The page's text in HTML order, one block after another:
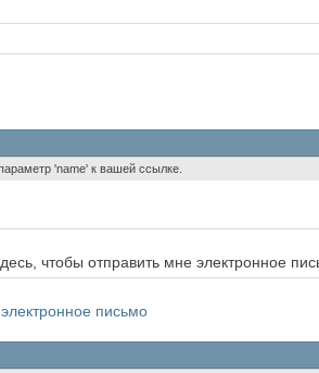
'name' к вашей ссылке.
чтобы отправить мне электронное
письмо